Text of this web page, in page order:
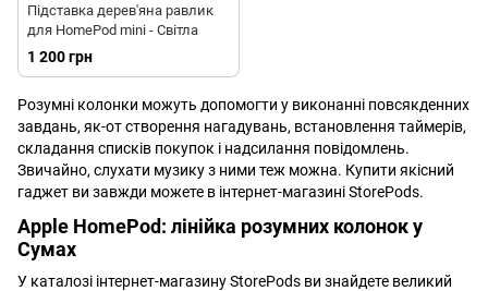
Підставка дерев'яна равлик
для HomePod mini - Світла
1 200 грн
Розумні колонки можуть допомогти у виконанні повсякденних
завдань, як-от створення нагадувань, встановлення таймерів,
складання списків покупок і надсилання повідомлень.
Звичайно, слухати музику з ними теж можна. Купити якісний
гаджет ви завжди можете в інтернет-магазині StorePods.
Apple HomePod: лінійка розумних колонок у
Сумах
У каталозі інтернет-магазину StorePods ви знайдете великий